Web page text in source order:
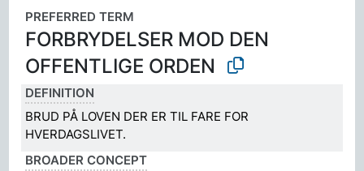
PREFERRED TERM
FORBRYDELSER MOD DEN
OFFENTLIGE ORDEN
DEFINITION
BRUD PÅ LOVEN DER ER TIL FARE FOR
HVERDAGSLIVET.
BROADER CONCEPT